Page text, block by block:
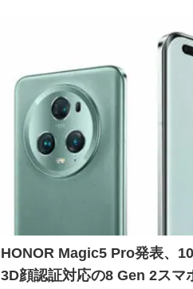
HONOR Magic5 Pro発表、
3D顔認証対応の8 Gen 2スマ